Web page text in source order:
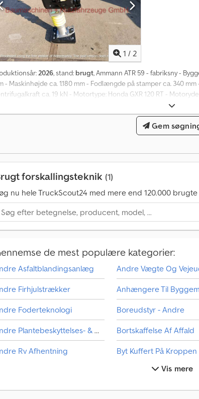
1 / 2
2026, stand: brugt, Ammann ATR 59 - fabriksny -
- Maskinhøjde ca. 1.180 mm - Fodlængde på stamper ca. 340
ca. 19 kN - Motortype: Honda GXR 120 RT -
omkostninger bæres af køber. Specifikationer, fejl og
oplysninger = Ny: Ja Kontakt Jens Schlüter for
Gem
forskallingsteknik (1)
nu hele TruckScout24 med mere end 120.000
de mest populære kategorier:
Asfaltblandingsanlæg
Firhjulstrækker
Foderteknologi
Andre Plantebeskyttelses- & Gødningsmaskine
Rv Afhentning
Skov
Andre Vægte Og
Anhængere Til
Boreudstyr - Andre
Bortskaffelse Af Affald
Byt Kuffert På Kroppen
Front Gaffeltruck
Frugt- Og
Vis mere
K
ø
r
e
t
j
t
l